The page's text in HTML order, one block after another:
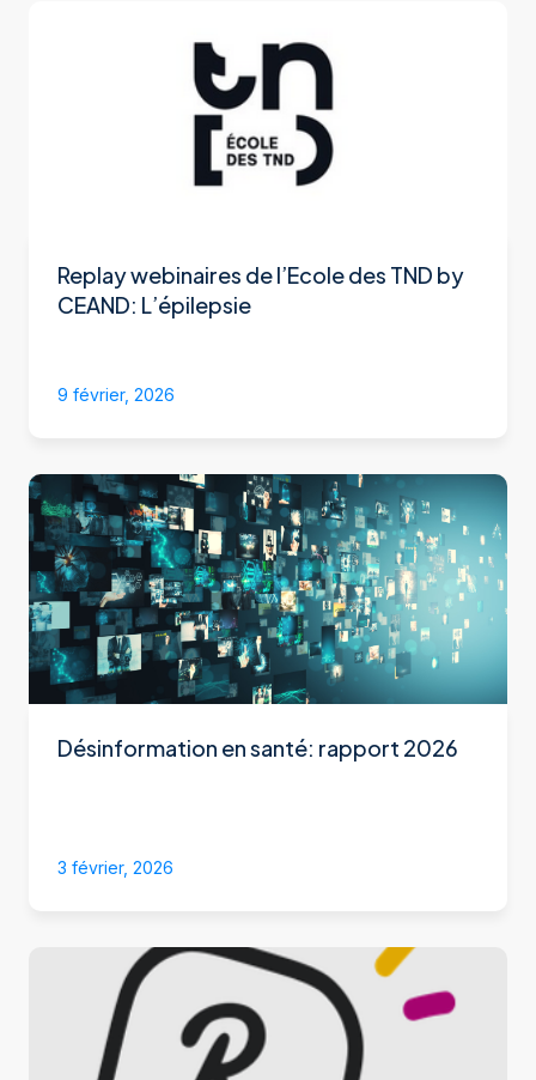
Replay webinaires de l’Ecole des TND by
CEAND: L’épilepsie
9 février, 2026
Désinformation en santé: rapport 2026
3 février, 2026